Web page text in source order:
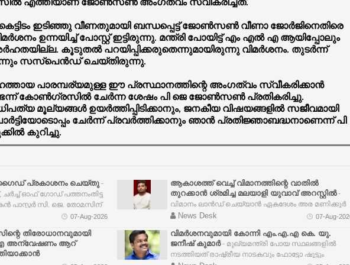
എത്തിയാണ് ജോണ്‍സണ്‍ അംഗത്വം സ്വീകരിച്ചത്.
ഇടിഞ്ഞു വീണതുമായി ബന്ധപ്പെട്ട് ജോണ്‍സണ്‍ വീണാ ജോര്‍ജിനെതിരെ
ഉന്നയിച്ച് പോസ്റ്റ് ഇട്ടിരുന്നു. മന്ത്രി പോയിട്ട് എം എല്‍ എ ആയിപ്പോലും
കൂടുതല്‍ പറയിപ്പിക്കരുതെന്നുമായിരുന്നു വിമര്‍ശനം. തുടര്‍ന്ന്
സസ്പെന്‍ഡ് ചെയ്തിരുന്നു.
പാരമ്പര്യമുള്ള ഈ പ്രസ്ഥാനത്തിന്റെ അംഗത്വം സ്വീകരിക്കാന്‍
കോണ്‍ഗ്രസില്‍ ചേര്‍ന്ന ശേഷം പി ജെ ജോണ്‍സണ്‍ പ്രതികരിച്ചു.
മൂല്യങ്ങള്‍ ഉയര്‍ത്തിപ്പിടിക്കാനും, ജനകീയ വിഷയങ്ങളില്‍ സജീവമായി
ചേര്‍ന്ന് പ്രവര്‍ത്തിക്കാനും ഞാന്‍ പ്രതിജ്ഞാബദ്ധനാണെന്ന് പി
കുറിച്ചു.
പ്രകാശനം ചെയ്തു -
ചർച്ച് ഓഫ് ഗോഡ് പത്തനംതിട്ട
സി. ജെ. തോമസിന്
ദൈവനാമ
പോയി പഠിക്കുവാൻ
ഇരുന്ന് ദൈവവചനം
ഉത്തമഗ്രന്ഥം. 1100
07-Aug-2026
ആകാശത്ത് വെച്ച് വിമാനത്തിന്റെ വാതിൽ
തുറക്കാൻ ശ്രമിച്ച മലയാളി യുവാവ് അറസ്റ്റിൽ-
വിമാനം ലാൻഡ് ചെയ്യാൻ ഏകദേശം അര മണിക്കൂർ
മാത്രം ബാക്കി നിൽക്കെയായിരുന്നു സംഭവം.
പാലക്കാട് സ്വദേശിയായ ജംഷീർ എന്ന യുവാവ് ആദ്യം
എമർജൻസി ഡോറിന്റെ വിൻഡോ പാനലിലെ ഒരു
ഗ്ലാസ് തകർത്തു. തുടർന്ന് എമർജൻസി വാതിൽ
News Desk 07-Aug-
തിരോധാനവുമായി
അന്വേഷണം ആറ്
വിമർശനവുമായി കോന്നി എം.എ.എ കെ. യു.
ജനീഷ് കുമാർ- മുഖ്യമന്ത്രി പോയ സ്ഥലങ്ങളിൽ
നടത്തിയത് രാഷ്ട്രീയ നാടകവും ഫോട്ടോ ഷൂട്ടും